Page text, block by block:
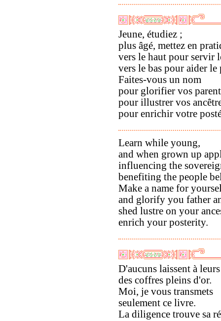
Jeune, étudiez ;
plus âgé, mettez en
vers le haut pour servir
vers le bas pour aider le
Faites-vous un nom
pour glorifier vos
pour illustrer vos
pour enrichir votre
Learn while young,
and when grown up
influencing the
benefiting the people
Make a name for
and glorify you father
shed lustre on your
enrich your posterity.
D'aucuns laissent à
des coffres pleins d'or.
Moi, je vous transmets
seulement ce livre.
La diligence trouve sa